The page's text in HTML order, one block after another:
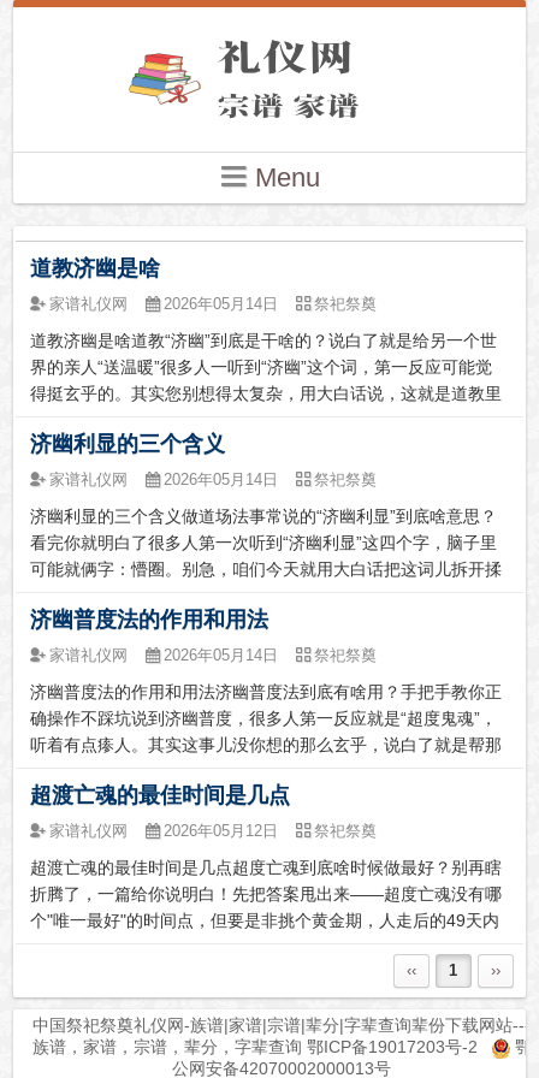
Menu
道教济幽是啥
家谱礼仪网 2026年05月14日 祭祀祭奠
道教济幽是啥道教“济幽”到底是干啥的？说白了就是给另一个世
界的亲人“送温暖”很多人一听到“济幽”这个词，第一反应可能觉
得挺玄乎的。其实您别想得太复杂，用大白话说，这就是道教里
离开人世的亲人、祖先，甚至是一些无人祭祀的孤魂，送去一
份“关怀”和“...
济幽利显的三个含义
家谱礼仪网 2026年05月14日 祭祀祭奠
济幽利显的三个含义做道场法事常说的“济幽利显”到底啥意思？
看完你就明白了很多人第一次听到“济幽利显”这四个字，脑子里
可能就俩字：懵圈。别急，咱们今天就用大白话把这词儿拆开揉
海，一边给活着的人带来福气”，两边都照顾到了，谁也不落下。
这词儿从哪儿...
济幽普度法的作用和用法
家谱礼仪网 2026年05月14日 祭祀祭奠
济幽普度法的作用和用法济幽普度法到底有啥用？手把手教你正
确操作不踩坑说到济幽普度，很多人第一反应就是“超度鬼魂”，
听着有点瘆人。其实这事儿没你想的那么玄乎，说白了就是帮那
个叫“济渡幽冥”，主供的神仙是太乙救苦天尊，目的就是帮亡魂
脱离苦海，送他...
超渡亡魂的最佳时间是几点
家谱礼仪网 2026年05月12日 祭祀祭奠
超渡亡魂的最佳时间是几点超度亡魂到底啥时候做最好？别再瞎
折腾了，一篇给你说明白！先把答案甩出来——超度亡魂没有哪
个"唯一最好"的时间点，但要是非挑个黄金期，人走后的49天内
辰，卯时（早上5-7点）和戌时（晚上7-9点）被多...
‹‹ 1 ››
中国祭祀祭奠礼仪网-族谱|家谱|宗谱|辈分|字辈查询辈份下载网站---
族谱，家谱，宗谱，辈分，字辈查询 鄂ICP备19017203号-2
鄂
公网安备42070002000013号